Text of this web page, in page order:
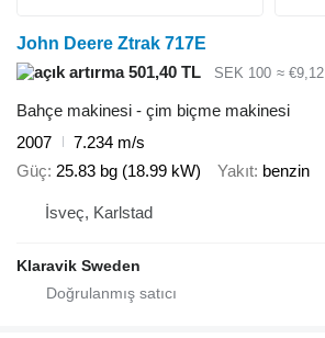
John Deere Ztrak 717E
501,40 TL
SEK 100 ≈ €9,12
Bahçe makinesi - çim biçme makinesi
2007
7.234 m/s
Güç 25.83 bg (18.99 kW) Yakıt benzin
İsveç, Karlstad
Klaravik Sweden